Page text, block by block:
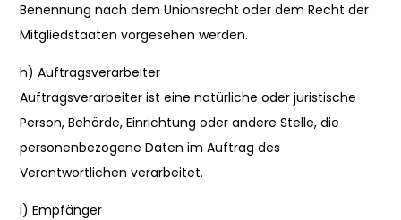
Benennung nach dem Unionsrecht oder dem Recht der
Mitgliedstaaten vorgesehen werden.
h) Auftragsverarbeiter
Auftragsverarbeiter ist eine natürliche oder juristische
Person, Behörde, Einrichtung oder andere Stelle, die
personenbezogene Daten im Auftrag des
Verantwortlichen verarbeitet.
i) Empfänger